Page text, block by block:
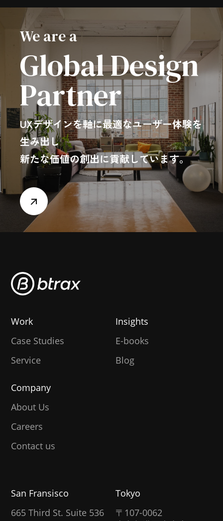
We are a
Global Design
Partner
UXデザインを軸に最適なユーザー体験を
生み出し
新たな価値の創出に貢献しています。
Work
Case Studies
Service
Insights
E-books
Blog
Company
About Us
Careers
Contact us
San Fransisco
665 Third St. Suite 536
Tokyo
〒107-0062